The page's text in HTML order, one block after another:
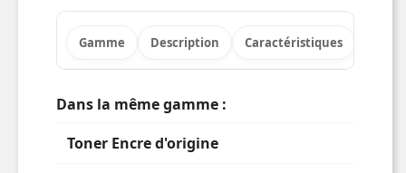
Gamme Description Caractéristiques
Dans la même gamme :
Toner Encre d'origine